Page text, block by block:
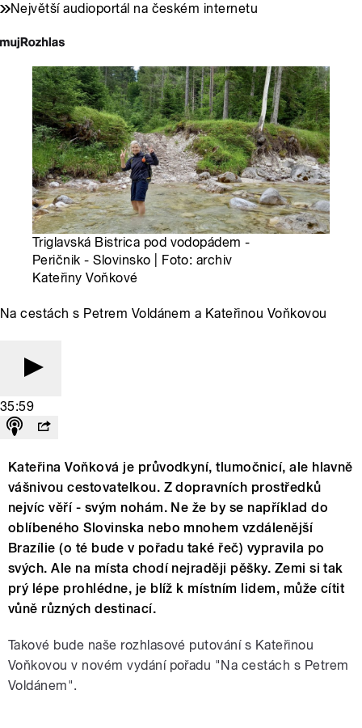
Největší audioportál na českém internetu
Triglavská Bistrica pod vodopádem -
Peričnik - Slovinsko | Foto: archiv
Kateřiny Voňkové
Na cestách s Petrem Voldánem a Kateřinou Voňkovou
35:59
Kateřina Voňková je průvodkyní, tlumočnicí, ale hlavně
vášnivou cestovatelkou. Z dopravních prostředků
nejvíc věří - svým nohám. Ne že by se například do
oblíbeného Slovinska nebo mnohem vzdálenější
Brazílie (o té bude v pořadu také řeč) vypravila po
svých. Ale na místa chodí nejraději pěšky. Zemi si tak
prý lépe prohlédne, je blíž k místním lidem, může cítit
vůně různých destinací.
Takové bude naše rozhlasové putování s Kateřinou
Voňkovou v novém vydání pořadu "Na cestách s Petrem
Voldánem".